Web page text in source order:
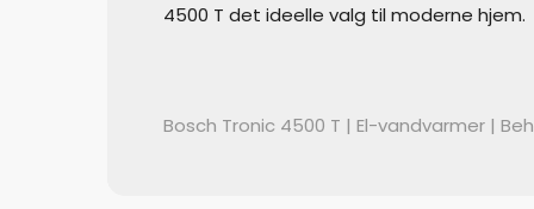
4500 T det ideelle valg til moderne hjem.
Bosch Tronic 4500 T | El-vandvarmer |